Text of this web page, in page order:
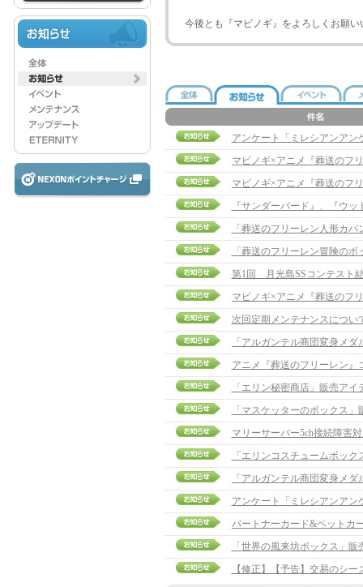
今後とも『マビノギ』をよろしくお願い
アンケート「ミレシアンアン
『サンダーバード』、『ウ
「葬送のフリーレン人形カ
「葬送のフリーレン冒険の
第1回 月光島SSコンテスト
次回定期メンテナンスについ
アニメ『葬送のフリーレン
「エリン秘密商店」販売ア
「マスケッターのボックス
マリーサーバー5ch接続障害
「エリンコスチュームボッ
アンケート「ミレシアンアン
パートナーカード&ペットカ
「世界の風来坊ボックス」
【修正】【予告】交易のシ